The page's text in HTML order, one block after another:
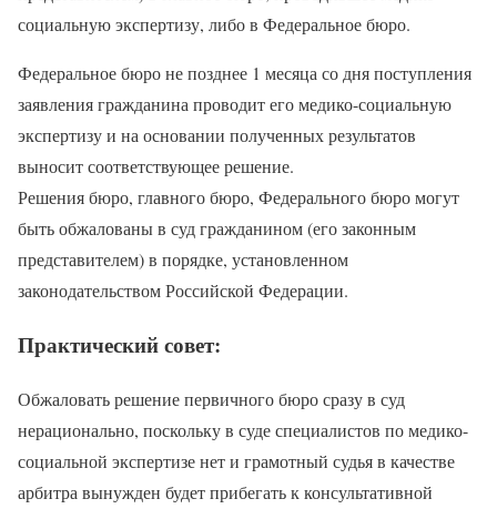
социальную экспертизу, либо в Федеральное бюро.
Федеральное бюро не позднее 1 месяца со дня поступления
заявления гражданина проводит его медико-социальную
экспертизу и на основании полученных результатов
выносит соответствующее решение.
Решения бюро, главного бюро, Федерального бюро могут
быть обжалованы в суд гражданином (его законным
представителем) в порядке, установленном
законодательством Российской Федерации.
Практический совет:
Обжаловать решение первичного бюро сразу в суд
нерационально, поскольку в суде специалистов по медико-
социальной экспертизе нет и грамотный судья в качестве
арбитра вынужден будет прибегать к консультативной